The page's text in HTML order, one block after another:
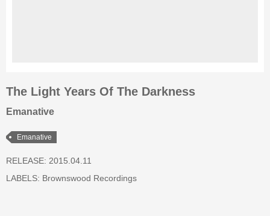
The Light Years Of The Darkness
Emanative
Emanative
RELEASE: 2015.04.11
LABELS: Brownswood Recordings